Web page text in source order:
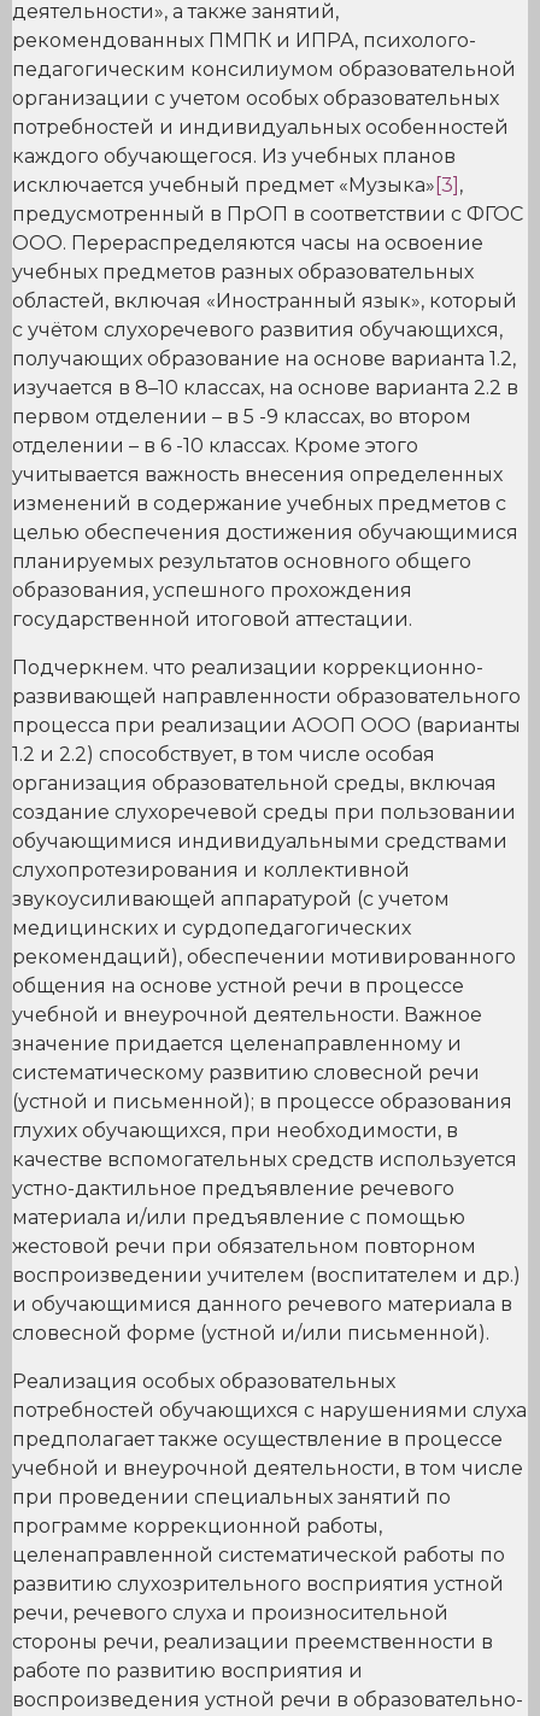
деятельности», а также занятий,
рекомендованных ПМПК и ИПРА, психолого-
педагогическим консилиумом образовательной
организации с учетом особых образовательных
потребностей и индивидуальных особенностей
каждого обучающегося. Из учебных планов
исключается учебный предмет «Музыка» [3] ,
предусмотренный в ПрОП в соответствии с ФГОС
ООО. Перераспределяются часы на освоение
учебных предметов разных образовательных
областей, включая «Иностранный язык», который
с учётом слухоречевого развития обучающихся,
получающих образование на основе варианта 1.2,
изучается в 8–10 классах, на основе варианта 2.2 в
первом отделении – в 5 -9 классах, во втором
отделении – в 6 -10 классах. Кроме этого
учитывается важность внесения определенных
изменений в содержание учебных предметов с
целью обеспечения достижения обучающимися
планируемых результатов основного общего
образования, успешного прохождения
государственной итоговой аттестации.
Подчеркнем. что реализации коррекционно-
развивающей направленности образовательного
процесса при реализации АООП ООО (варианты
1.2 и 2.2) способствует, в том числе особая
организация образовательной среды, включая
создание слухоречевой среды при пользовании
обучающимися индивидуальными средствами
слухопротезирования и коллективной
звукоусиливающей аппаратурой (с учетом
медицинских и сурдопедагогических
рекомендаций), обеспечении мотивированного
общения на основе устной речи в процессе
учебной и внеурочной деятельности. Важное
значение придается целенаправленному и
систематическому развитию словесной речи
(устной и письменной); в процессе образования
глухих обучающихся, при необходимости, в
качестве вспомогательных средств используется
устно-дактильное предъявление речевого
материала и/или предъявление с помощью
жестовой речи при обязательном повторном
воспроизведении учителем (воспитателем и др.)
и обучающимися данного речевого материала в
словесной форме (устной и/или письменной).
Реализация особых образовательных
потребностей обучающихся с нарушениями слуха
предполагает также осуществление в процессе
учебной и внеурочной деятельности, в том числе
при проведении специальных занятий по
программе коррекционной работы,
целенаправленной систематической работы по
развитию слухозрительного восприятия устной
речи, речевого слуха и произносительной
стороны речи, реализации преемственности в
работе по развитию восприятия и
воспроизведения устной речи в образовательно-